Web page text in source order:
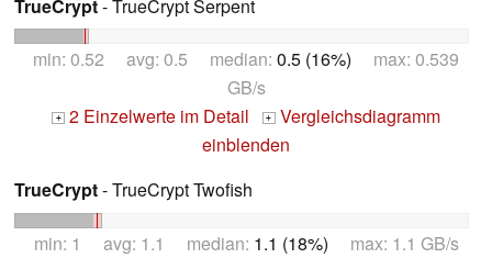
TrueCrypt- TrueCrypt Serpent
min: 0.52 avg: 0.5 median: 0.5 (16%) max: 0.539
GB/s
+ 2 Einzelwerte im Detail + Vergleichsdiagramm
einblenden
TrueCrypt- TrueCrypt Twofish
min: 1 avg: 1.1 median: 1.1 (18%) max: 1.1 GB/s